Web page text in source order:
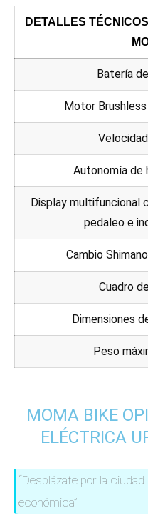
DETALLES
Batería
Motor
Autonomía de
Display multifuncional
pedaleo e
Cambio
Cuadro
Dimensiones
Peso
MOMA BIKE
ELÉCTRICA
“Desplázate por la
económica”